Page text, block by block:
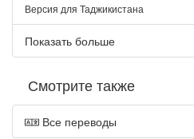
Версия для Таджикистана
Показать больше
Смотрите также
Все переводы